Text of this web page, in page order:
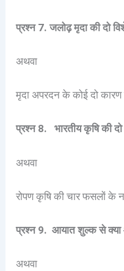
प्रश्न 7. जलोढ़ मृदा की दो
अथवा
मृदा अपरदन के कोई दो कारण
प्रश्न 8. भारतीय कृषि की
अथवा
रोपण कृषि की चार फसलों के
प्रश्न 9. आयात शुल्क से
अथवा